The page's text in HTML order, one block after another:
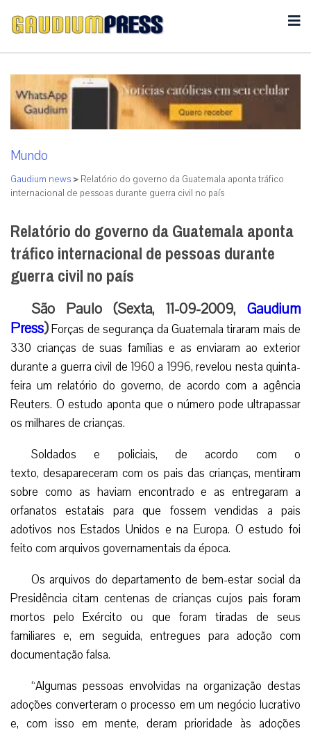
Mundo
Gaudium news > Relatório do governo da Guatemala aponta tráfico
internacional de pessoas durante guerra civil no país
Relatório do governo da Guatemala aponta
tráfico internacional de pessoas durante
guerra civil no país
São Paulo (Sexta, 11-09-2009, Gaudium
Press)Forças de segurança da Guatemala tiraram mais de
330 crianças de suas famílias e as enviaram ao exterior
durante a guerra civil de 1960 a 1996, revelou nesta quinta-
feira um relatório do governo, de acordo com a agência
Reuters. O estudo aponta que o número pode ultrapassar
os milhares de crianças.
Soldados e policiais, de acordo com o
texto, desapareceram com os pais das crianças, mentiram
sobre como as haviam encontrado e as entregaram a
orfanatos estatais para que fossem vendidas a pais
adotivos nos Estados Unidos e na Europa. O estudo foi
feito com arquivos governamentais da época.
Os arquivos do departamento de bem-estar social da
Presidência citam centenas de crianças cujos pais foram
mortos pelo Exército ou que foram tiradas de seus
familiares e, em seguida, entregues para adoção com
documentação falsa.
“Algumas pessoas envolvidas na organização destas
adoções converteram o processo em um negócio lucrativo
e, com isso em mente, deram prioridade às adoções